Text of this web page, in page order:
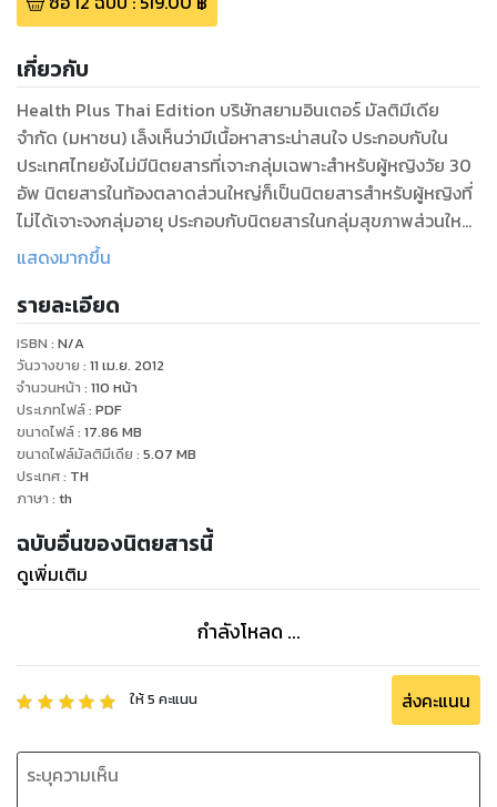
เกี่ยวกับ
Health Plus Thai Edition บริษัทสยามอินเตอร์ มัลติมีเดีย
จำกัด (มหาชน) เล็งเห็นว่ามีเนื้อหาสาระน่าสนใจ ประกอบกับใน
ประเทศไทยยังไม่มีนิตยสารที่เจาะกลุ่มเฉพาะสำหรับผู้หญิงวัย 30
อัพ นิตยสารในท้องตลาดส่วนใหญ่ก็เป็นนิตยสารสำหรับผู้หญิงที่
ไม่ได้เจาะจงกลุ่มอายุ ประกอบกับนิตยสารในกลุ่มสุขภาพส่วนใหญ่
จะยังเน้นในเรื่องของสุขภาพที่ค่อนข้างเป็นวิชาการ แต่เรื่องที่
เสนอเรื่องราวของการดูแลตัวเองให้ดูดีอยู่เสมอไม่ว่าจะเป็นเรื่อง
ความสวย ความงาม เรื่องของอารมณ์ จิตใจ เพราะเราเชื่อว่า
สุขภาพที่ดีต้องเริ่มจากภายใน และเมื่อสุขภาพดีทั้งกายและใจแล้ว
ก็จะนำมาซึ่งความสุขที่แท้จริง
แสดงมากขึ้น
รายละเอียด
ISBN : N/A
วันวางขาย : 11 เม.ย. 2012
จำนวนหน้า : 110 หน้า
ประเภทไฟล์: PDF
ขนาดไฟล์: 17.86 MB
ขนาดไฟล์มัลติมีเดีย : 5.07 MB
ประเทศ: TH
ภาษา : th
ฉบับอื่นของนิตยสารนี้
ดูเพิ่มเติม
กำลังโหลด ...
ให้5 คะแนน ส่งคะแนน